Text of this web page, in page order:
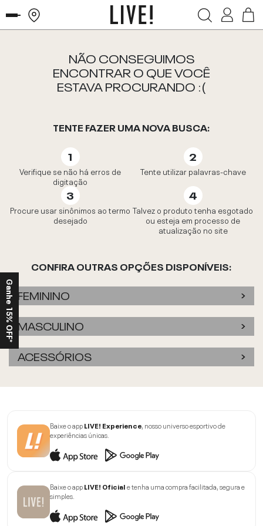
NÃO CONSEGUIMOS
ENCONTRAR O QUE VOCÊ
ESTAVA PROCURANDO :(
TENTE FAZER UMA NOVA BUSCA:
Verifique se não há erros de
digitação
Tente utilizar palavras-chave
Procure usar sinônimos ao termo
desejado
Talvez o produto tenha esgotado
ou esteja em processo de
atualização no site
CONFIRA OUTRAS OPÇÕES DISPONÍVEIS:
FEMININO
MASCULINO
ACESSÓRIOS
Baixe o appLIVE! Experience, nosso universo esportivo de
experiências únicas.
Baixe o appLIVE! Oficiale tenha uma compra facilitada, segura e
simples.
Ganhe 15% OFF*